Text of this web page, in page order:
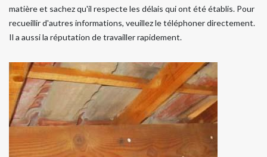
matière et sachez qu'il respecte les délais qui ont été établis. Pour
recueillir d'autres informations, veuillez le téléphoner directement.
Il a aussi la réputation de travailler rapidement.